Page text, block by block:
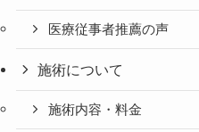
医療従事者推薦の声
施術について
施術内容・料金